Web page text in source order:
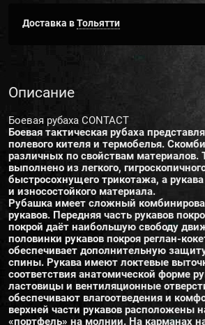
Доставка вТольятти
Описание
Боевая рубаха CONTACT
Боевая тактическая рубаха
полевого кителя и термобелья.
различных по свойствам материалов.
выполнено из легкого,
быстросохнущего трикотажа, а
и износостойкого материала.
Рубашка имеет сложный
рукавов. Передняя часть рукавов
покрой даёт наибольшую свободу
половинки рукавов покроя реглан-
обеспечивает дополнительную
спины. Рукава имеют локтевые
соответствия анатомической форме
ластовицы и вентиляционные
обеспечивают влагоотведения и
верхней части рукавов расположены
«портфель» на молнии. На карманах